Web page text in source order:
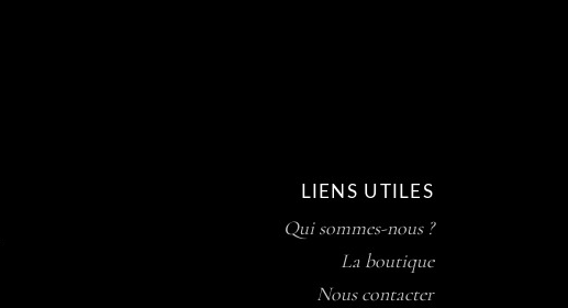
LIENS UTILES
Qui sommes-nous ?
La boutique
Nous contacter